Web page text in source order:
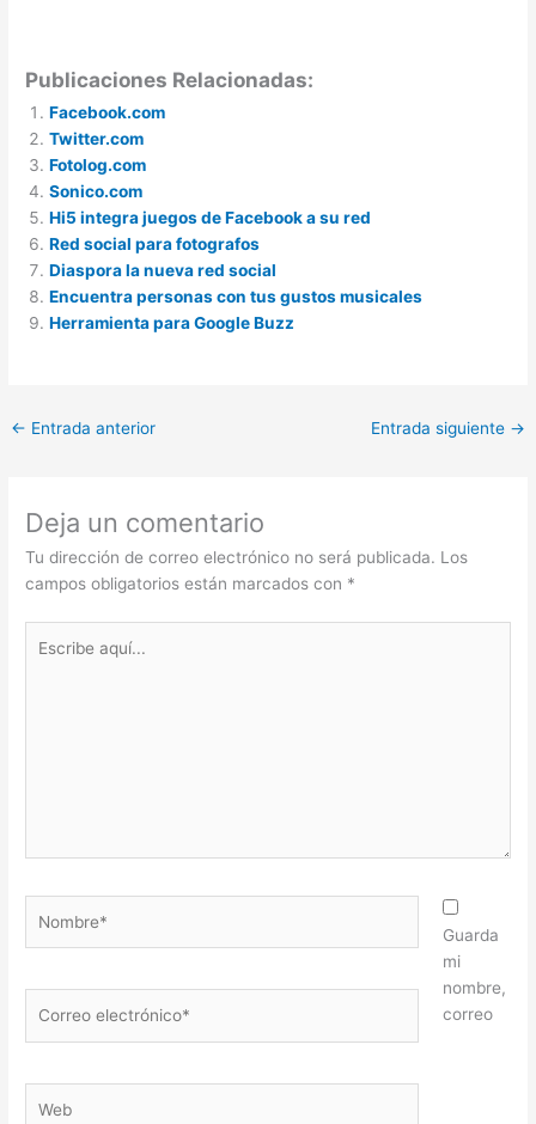
Publicaciones Relacionadas:
Facebook.com
Twitter.com
Fotolog.com
Sonico.com
Hi5 integra juegos de Facebook a su red
Red social para fotografos
Diaspora la nueva red social
Encuentra personas con tus gustos musicales
Herramienta para Google Buzz
← Entrada anterior Entrada siguiente →
Deja un comentario
Tu dirección de correo electrónico no será publicada. Los
campos obligatorios están marcados con *
aquí...
electrónico*
Guarda
mi
nombre,
correo